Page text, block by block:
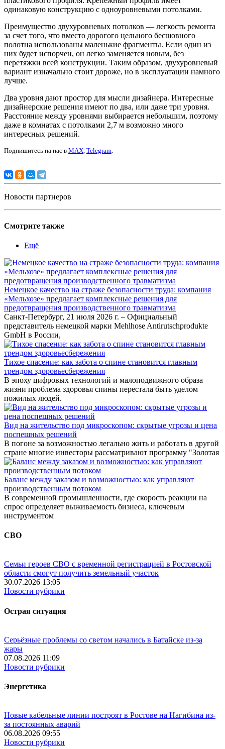
одинаковую конструкцию с одноуровневыми потолками.
Преимущество двухуровневых потолков — легкость ремонта
за счет того, что вместо дорогого цельного бесшовного
полотна использованы маленькие фрагменты. Если один из
них будет испорчен, он легко заменяется новым, без
перетяжки всей конструкции. Таким образом, двухуровневый
вариант изначально стоит дороже, но в эксплуатации намного
лучше.
Два уровня дают простор для мысли дизайнера. Интересные
дизайнерские решения имеют по два, или даже три уровня.
Расстояние между уровнями выбирается небольшим, поэтому
даже в комнатах с потолками 2,7 м возможно много
интересных решений.
Подпишитесь на нас в MAX, Telegram.
Новости партнеров
Смотрите также
Ещё
Немецкое качество на страже безопасности труда: компания
«Мельхозе» предлагает комплексные решения для
предотвращения производственного травматизма
Санкт-Петербург, 21 июля 2026 г. – Официальный
представитель немецкой марки Mehlhose Antirutschprodukte
GmbH в России,
Тихое спасение: как забота о спине становится главным
трендом здоровьесбережения
В эпоху цифровых технологий и малоподвижного образа
жизни проблема здоровья спины перестала быть уделом
пожилых людей.
Вид на жительство под микроскопом: скрытые угрозы и цена
поспешных решений
В погоне за возможностью легально жить и работать в другой
стране многие инвесторы рассматривают программу "Золотая
Баланс между заказом и возможностью: как управляют
производственным потоком
В современной промышленности, где скорость реакции на
спрос определяет выживаемость бизнеса, ключевым
инструментом
СВО
Семьи героев СВО с временной регистрацией в Ростовской
области смогут получить земельный участок
30.07.2026 13:05
Новости рубрики
Острая ситуация
Серьёзные проблемы со светом начались в Батайске из-за
жары
07.08.2026 11:09
Новости рубрики
Энергетика
Новые кабельные линии построят в Ростове на Нагибина из-
за постоянных аварий
06.08.2026 09:55
Новости рубрики